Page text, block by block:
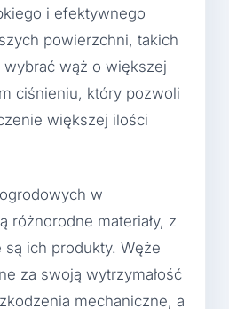
i efektywnego
powierzchni, takich
wąż o większej
ciśnieniu, który pozwoli
większej ilości
w
różnorodne materiały, z
ich produkty. Węże
za swoją wytrzymałość
mechaniczne, a